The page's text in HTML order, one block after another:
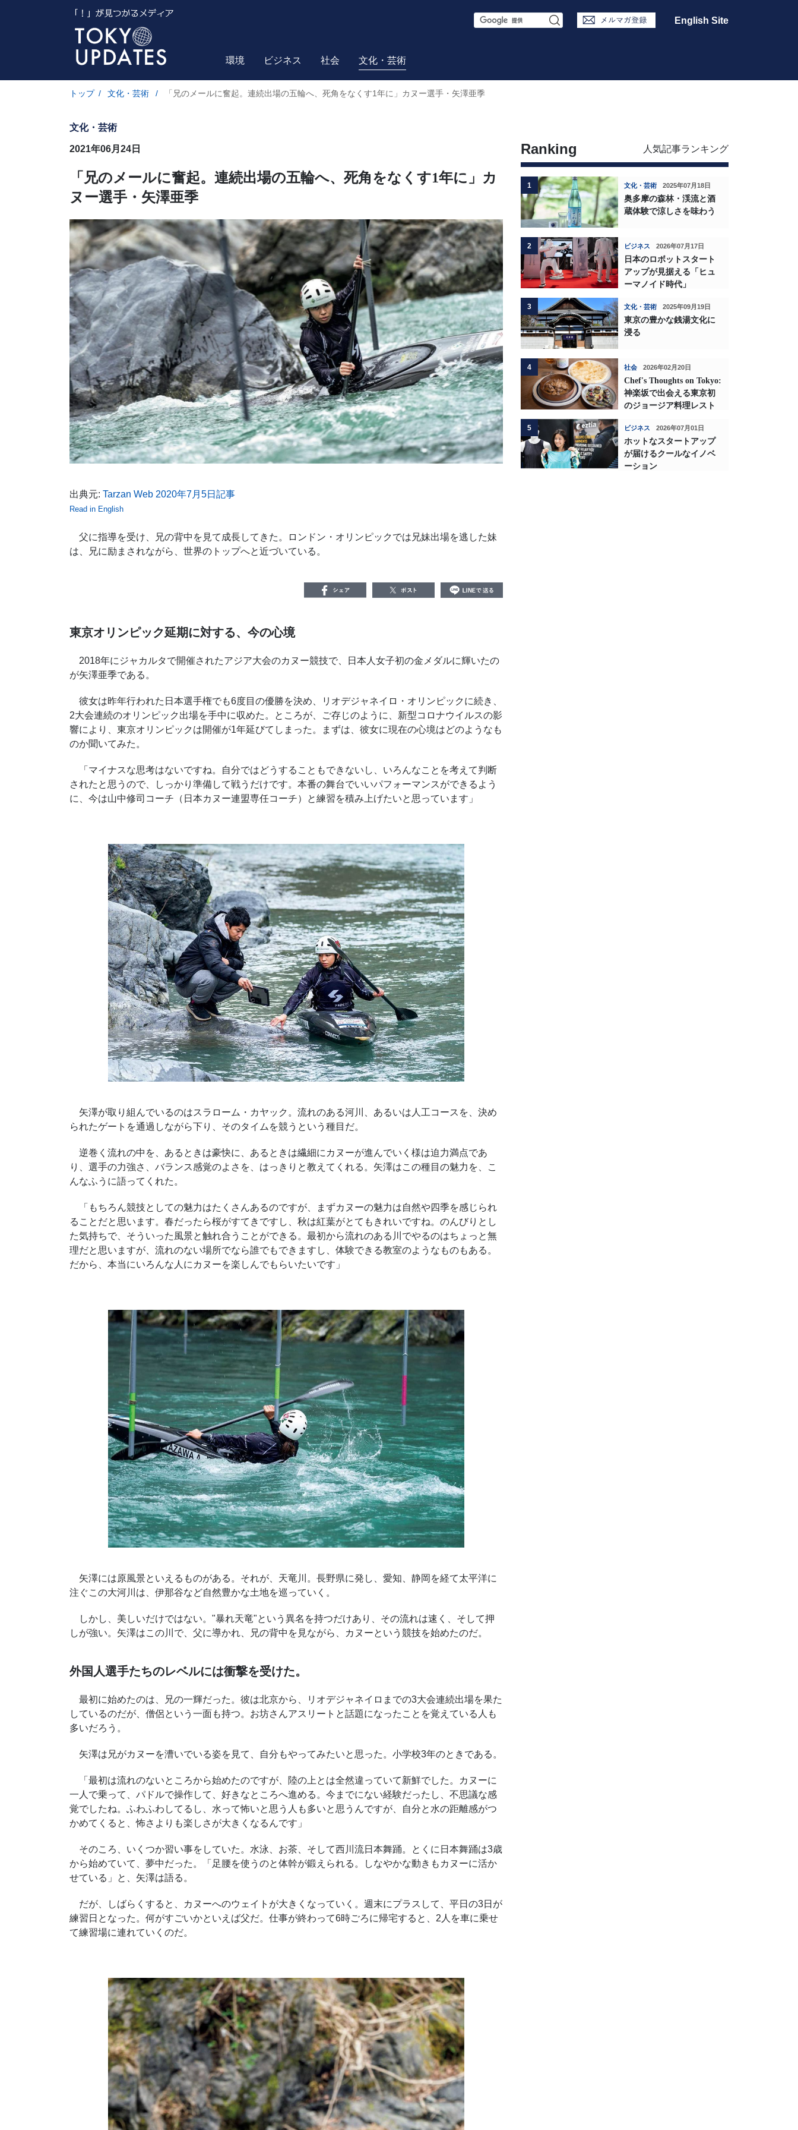
S
r
c
English Site
環境 ビジネス 社会 文化・芸術
トップ / 文化・芸術 / 「兄のメールに奮起。連続出場の五輪へ、死角をなくす1年に」カヌー選手・矢澤亜季
文化・芸術
2021年06月24日
「兄のメールに奮起。連続出場の五輪へ、死角をなくす1年に」カ
ヌー選手・矢澤亜季
出典元: Tarzan Web 2020年7月5日記事
Read in English
父に指導を受け、兄の背中を見て成長してきた。ロンドン・オリンピックでは兄妹出場を逃した妹
は、兄に励まされながら、世界のトップへと近づいている。
東京オリンピック延期に対する、今の心境
2018年にジャカルタで開催されたアジア大会のカヌー競技で、日本人女子初の金メダルに輝いたの
が矢澤亜季である。
彼女は昨年行われた日本選手権でも6度目の優勝を決め、リオデジャネイロ・オリンピックに続き、
2大会連続のオリンピック出場を手中に収めた。ところが、ご存じのように、新型コロナウイルスの影
響により、東京オリンピックは開催が1年延びてしまった。まずは、彼女に現在の心境はどのようなも
のか聞いてみた。
「マイナスな思考はないですね。自分ではどうすることもできないし、いろんなことを考えて判断
されたと思うので、しっかり準備して戦うだけです。本番の舞台でいいパフォーマンスができるよう
に、今は山中修司コーチ（日本カヌー連盟専任コーチ）と練習を積み上げたいと思っています」
矢澤が取り組んでいるのはスラローム・カヤック。流れのある河川、あるいは人工コースを、決め
られたゲートを通過しながら下り、そのタイムを競うという種目だ。
逆巻く流れの中を、あるときは豪快に、あるときは繊細にカヌーが進んでいく様は迫力満点であ
り、選手の力強さ、バランス感覚のよさを、はっきりと教えてくれる。矢澤はこの種目の魅力を、こ
んなふうに語ってくれた。
「もちろん競技としての魅力はたくさんあるのですが、まずカヌーの魅力は自然や四季を感じられ
ることだと思います。春だったら桜がすてきですし、秋は紅葉がとてもきれいですね。のんびりとし
た気持ちで、そういった風景と触れ合うことができる。最初から流れのある川でやるのはちょっと無
理だと思いますが、流れのない場所でなら誰でもできますし、体験できる教室のようなものもある。
だから、本当にいろんな人にカヌーを楽しんでもらいたいです」
矢澤には原風景といえるものがある。それが、天竜川。長野県に発し、愛知、静岡を経て太平洋に
注ぐこの大河川は、伊那谷など自然豊かな土地を巡っていく。
しかし、美しいだけではない。"暴れ天竜"という異名を持つだけあり、その流れは速く、そして押
しが強い。矢澤はこの川で、父に導かれ、兄の背中を見ながら、カヌーという競技を始めたのだ。
外国人選手たちのレベルには衝撃を受けた。
最初に始めたのは、兄の一輝だった。彼は北京から、リオデジャネイロまでの3大会連続出場を果た
しているのだが、僧侶という一面も持つ。お坊さんアスリートと話題になったことを覚えている人も
多いだろう。
矢澤は兄がカヌーを漕いでいる姿を見て、自分もやってみたいと思った。小学校3年のときである。
「最初は流れのないところから始めたのですが、陸の上とは全然違っていて新鮮でした。カヌーに
一人で乗って、パドルで操作して、好きなところへ進める。今までにない経験だったし、不思議な感
覚でしたね。ふわふわしてるし、水って怖いと思う人も多いと思うんですが、自分と水の距離感がつ
かめてくると、怖さよりも楽しさが大きくなるんです」
そのころ、いくつか習い事をしていた。水泳、お茶、そして西川流日本舞踊。とくに日本舞踊は3歳
から始めていて、夢中だった。「足腰を使うのと体幹が鍛えられる。しなやかな動きもカヌーに活か
せている」と、矢澤は語る。
だが、しばらくすると、カヌーへのウェイトが大きくなっていく。週末にプラスして、平日の3日が
練習日となった。何がすごいかといえば父だ。仕事が終わって6時ごろに帰宅すると、2人を車に乗せ
て練習場に連れていくのだ。
Ranking 人気記事ランキング
1 文化・芸術 2025年07月18日
奥多摩の森林・渓流と酒
蔵体験で涼しさを味わう
2 ビジネス 2026年07月17日
日本のロボットスタート
アップが見据える「ヒュ
ーマノイド時代」
3 文化・芸術 2025年09月19日
東京の豊かな銭湯文化に
浸る
4 社会 2026年02月20日
Chef's Thoughts on Tokyo:
神楽坂で出会える東京初
のジョージア料理レスト
5 ビジネス 2026年07月01日
ホットなスタートアップ
が届けるクールなイノベ
ーション